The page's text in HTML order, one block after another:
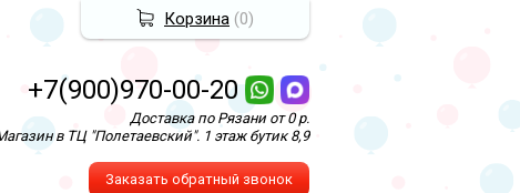
+7(900)970-00-20
Доставка по Рязани от 0 р.
в ТЦ "Полетаевский". 1 этаж бутик 8,9
Заказать обратный звонок
Корзина (0)